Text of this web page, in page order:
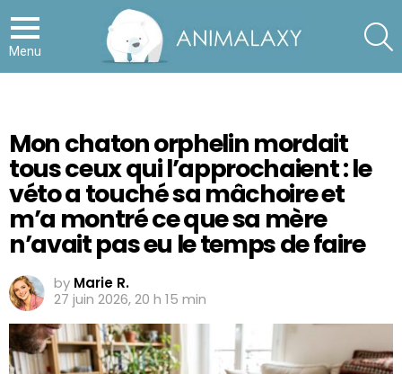
Menu
Mon chaton orphelin mordait
tous ceux qui l’approchaient : le
véto a touché sa mâchoire et
m’a montré ce que sa mère
n’avait pas eu le temps de faire
by Marie R.
27 juin 2026, 20 h 15 min